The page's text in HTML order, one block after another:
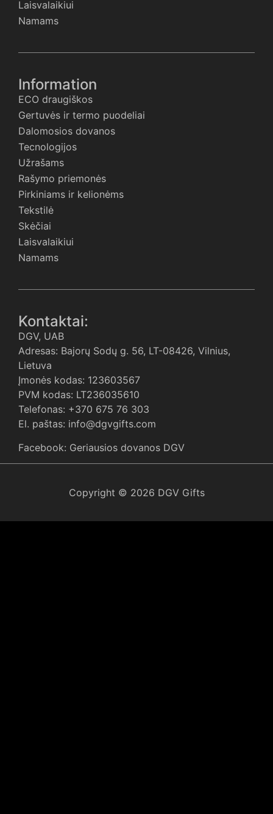
Laisvalaikiui
Namams
Information
ECO draugiškos
Gertuvės ir termo puodeliai
Dalomosios dovanos
Tecnologijos
Užrašams
Rašymo priemonės
Pirkiniams ir kelionėms
Tekstilė
Skėčiai
Laisvalaikiui
Namams
Kontaktai:
DGV, UAB
Adresas: Bajorų Sodų g. 56, LT-08426, Vilnius,
Lietuva
Įmonės kodas: 123603567
PVM kodas: LT236035610
Telefonas: +370 675 76 303
El. paštas: info@dgvgifts.com
Facebook: Geriausios dovanos DGV
Copyright © 2026 DGV Gifts